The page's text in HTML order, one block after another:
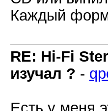
Каждый
RE: Hi-Fi
изучал ? -